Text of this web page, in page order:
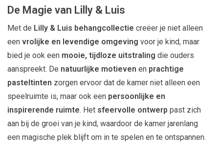
De Magie van Lilly & Luis
Met de Lilly & Luis behangcollectie creëer je niet alleen
een vrolijke en levendige omgeving voor je kind, maar
bied je ook een mooie, tijdloze uitstraling die ouders
aanspreekt. De natuurlijke motieven en prachtige
pasteltinten zorgen ervoor dat de kamer niet alleen een
speelruimte is, maar ook een persoonlijke en
inspirerende ruimte. Het sfeervolle ontwerp past zich
aan bij de groei van je kind, waardoor de kamer jarenlang
een magische plek blijft om in te spelen en te ontspannen.